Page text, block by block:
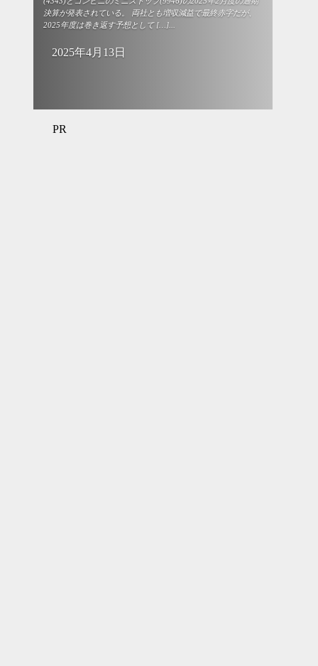
決算が発表されている。 両社とも増収減益で最終赤字だが、
2025年度は巻き返す予想として […]...
2025年4月13日
PR